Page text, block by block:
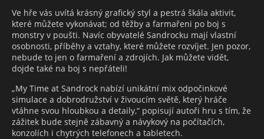
Ve hře vás uvítá krásný grafický styl a pestrá škála aktivit,
které můžete vykonávat; od těžby a farmařeni po boj s
monstry v poušti. Navíc obyvatelé Sandrocku mají vlastní
osobnosti, příběhy a vztahy, které můžete rozvíjet. Jen pozor,
nebude to jen o farmaření a zdrojích. Jak můžete vidět,
dojde také na boj s nepřáteli!
„My Time at Sandrock nabízí unikátní mix odpočinkové
simulace a dobrodružství v živoucím světě, který hráče
vtáhne svou hloubkou a detaily,“ popisují autoři hru s tím, že
zážitek bude stejně zábavný a návykový na počítačích,
konzolích i chytrých telefonech a tabletech.